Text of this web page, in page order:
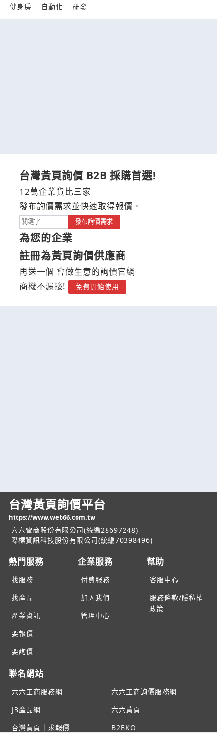
健身房
自動化 研發
台灣黃頁詢價 B2B 採購首選!
12萬企業貨比三家
發布詢價需求並快速取得報價。
發布詢價需求
為您的企業
註冊為黃頁詢價供應商
再送一個 會做生意的詢價官網
商機不漏接!
免費開始使用
台灣黃頁詢價平台
https://www.web66.com.tw
六六電商股份有限公司(統編28697248)
際標資訊科技股份有限公司(統編70398496)
熱門服務
找服務
找產品
產業資訊
要報價
要詢價
企業服務
付費服務
加入我們
管理中心
幫助
客服中心
服務條款/隱私權
政策
聯名網站
六六工商服務網
六六工商詢價服務網
JB產品網
六六黃頁
台灣黃頁｜求報價
B2BKO